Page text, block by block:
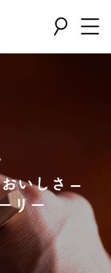
いしさ –
リー